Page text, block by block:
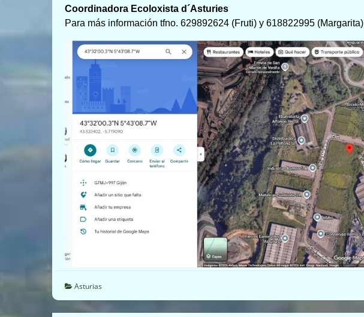
Coordinadora Ecoloxista d´Asturies
Para más información tfno. 629892624 (Fruti) y 618822995 (Margarita)
Asturias